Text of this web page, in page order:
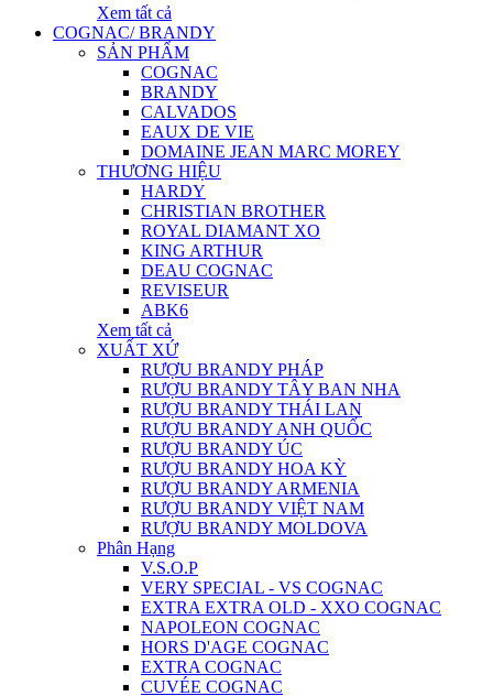
Xem tất cả
COGNAC/ BRANDY
SẢN PHẨM
COGNAC
BRANDY
CALVADOS
EAUX DE VIE
DOMAINE JEAN MARC MOREY
THƯƠNG HIỆU
HARDY
CHRISTIAN BROTHER
ROYAL DIAMANT XO
KING ARTHUR
DEAU COGNAC
REVISEUR
ABK6
Xem tất cả
XUẤT XỨ
RƯỢU BRANDY PHÁP
RƯỢU BRANDY TÂY BAN NHA
RƯỢU BRANDY THÁI LAN
RƯỢU BRANDY ANH QUỐC
RƯỢU BRANDY ÚC
RƯỢU BRANDY HOA KỲ
RƯỢU BRANDY ARMENIA
RƯỢU BRANDY VIỆT NAM
RƯỢU BRANDY MOLDOVA
Phân Hạng
V.S.O.P
VERY SPECIAL - VS COGNAC
EXTRA EXTRA OLD - XXO COGNAC
NAPOLEON COGNAC
HORS D'AGE COGNAC
EXTRA COGNAC
CUVÉE COGNAC